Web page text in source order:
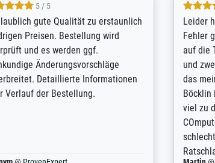
5 / 5
/ Highly recommended. The
ordering and payment process
easy, shipping was efficient and
itself exceeds expectations. I
in the UK and found the site
for a specific print - I am very
The
meet
expert
results
client.
will